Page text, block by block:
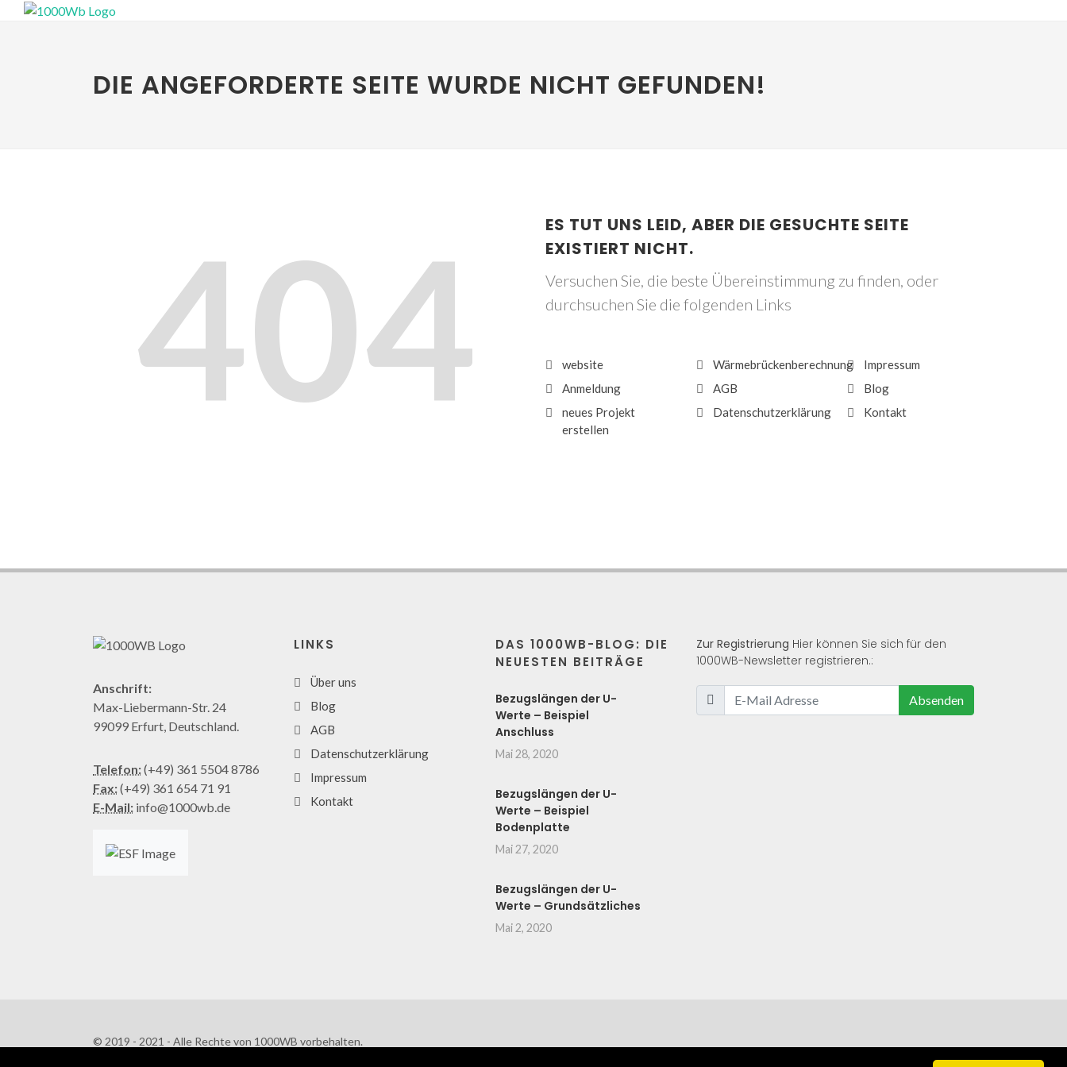
DIE ANGEFORDERTE SEITE WURDE NICHT GEFUNDEN!
404
ES TUT UNS LEID, ABER DIE GESUCHTE SEITE
EXISTIERT NICHT.
Versuchen Sie, die beste Übereinstimmung zu finden, oder
durchsuchen Sie die folgenden Links
website
Anmeldung
neues Projekt
erstellen
Wärmebrückenberechnung
AGB
Datenschutzerklärung
Impressum
Blog
Kontakt
Anschrift:
Max-Liebermann-Str. 24
99099 Erfurt, Deutschland.
Telefon:(+49) 361 5504 8786
Fax:(+49) 361 654 71 91
E-Mail: info@1000wb.de
LINKS
Über uns
Blog
AGB
Datenschutzerklärung
Impressum
Kontakt
DAS 1000WB-BLOG: DIE
NEUESTEN BEITRÄGE
Bezugslängen der U-
Werte – Beispiel
Anschluss
Mai 28, 2020
Bezugslängen der U-
Werte – Beispiel
Bodenplatte
Mai 27, 2020
Bezugslängen der U-
Werte – Grundsätzliches
Mai 2, 2020
Zur Registrierung Hier können Sie sich für den
1000WB-Newsletter registrieren.:
Absenden
© 2019 - 2021 - Alle Rechte von 1000WB vorbehalten.